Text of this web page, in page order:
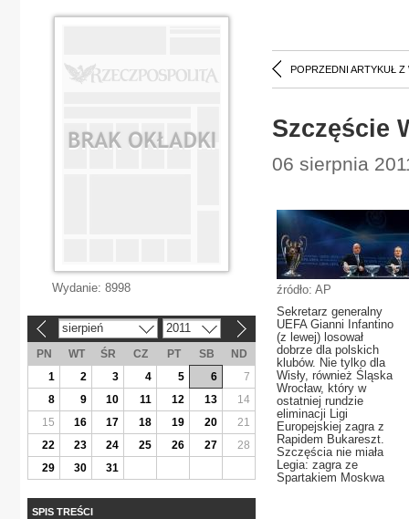
POPRZEDNI ARTYKUŁ Z
Szczęście
06 sierpnia
źródło: AP
Sekretarz generalny
UEFA Gianni Infantino
(z lewej) losował
dobrze dla polskich
klubów. Nie tylko dla
Wisły, również Śląska
Wrocław, który w
ostatniej rundzie
eliminacji Ligi
Europejskiej zagra z
Rapidem Bukareszt.
Szczęścia nie miała
Legia: zagra ze
Spartakiem Moskwa
Wydanie: 8998
sierpień 2011
PN WT ŚR CZ PT SB
ND
1
2 3 4 5 6
7
8
9 10 11 12 13
14
15
16 17 18 19 20
21
22
23 24 25 26 27
28
29
30 31
SPIS TREŚCI